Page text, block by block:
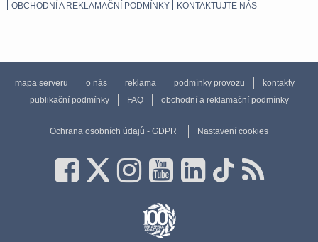
OBCHODNÍ A REKLAMAČNÍ PODMÍNKY
KONTAKTUJTE NÁS
mapa serveru o nás reklama podmínky provozu
kontakty
publikační podmínky
FAQ obchodní a reklamační podmínky
Ochrana osobních údajů - GDPR Nastavení cookies